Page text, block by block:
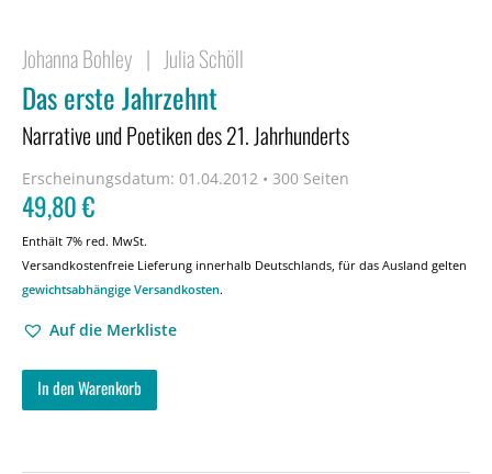
Johanna Bohley | Julia Schöll
Das erste Jahrzehnt
Narrative und Poetiken des 21. Jahrhunderts
Erscheinungsdatum: 01.04.2012 • 300 Seiten
49,80€
Enthält 7% red. MwSt.
Versandkostenfreie Lieferung innerhalb Deutschlands, für das Ausland gelten
gewichtsabhängige Versandkosten.
Auf die Merkliste
In den Warenkorb